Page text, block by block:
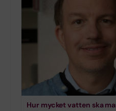
Hur mycket vatten ska